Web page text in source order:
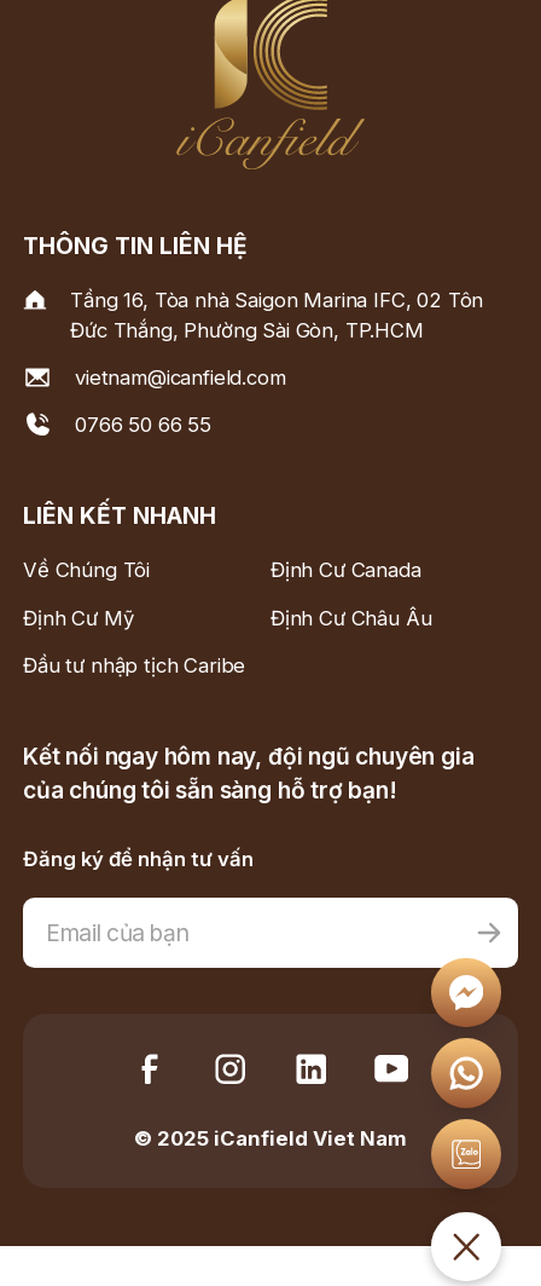
THÔNG TIN LIÊN HỆ
Tầng 16, Tòa nhà Saigon Marina IFC, 02 Tôn
Đức Thắng, Phường Sài Gòn, TP.HCM
vietnam@icanfield.com
0766 50 66 55
LIÊN KẾT NHANH
Về Chúng Tôi
Định Cư Canada
Định Cư Mỹ
Định Cư Châu Âu
Đầu tư nhập tịch Caribe
Kết nối ngay hôm nay, đội ngũ chuyên gia
của chúng tôi sẵn sàng hỗ trợ bạn!
Đăng ký để nhận tư vấn
© 2025 iCanfield Viet Nam